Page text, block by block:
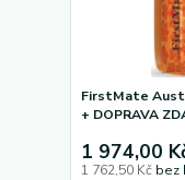
FirstMate
+ DOPRAVA
1 974,00
1 762,50 Kč bez